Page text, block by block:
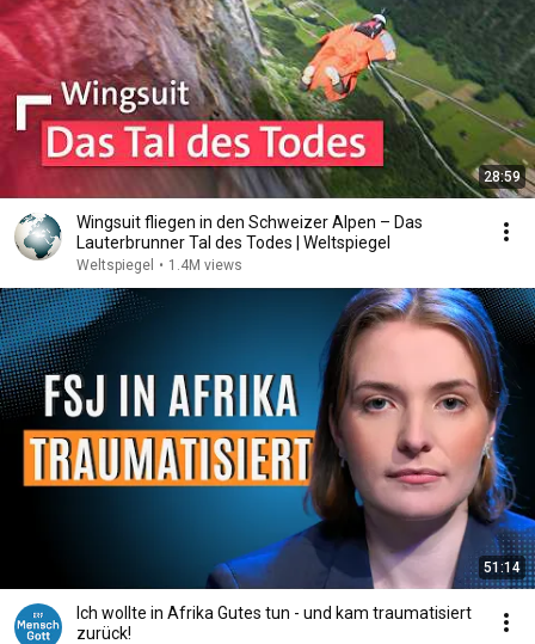
28:59
Wingsuit fliegen in den Schweizer Alpen – Das
Lauterbrunner Tal des Todes | Weltspiegel
Weltspiegel • 1.4M views
51:14
Ich wollte in Afrika Gutes tun - und kam traumatisiert
zurück!